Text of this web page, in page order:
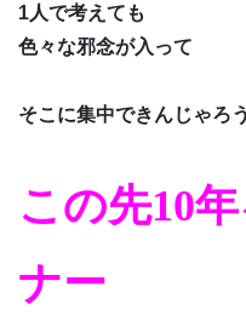
1人で考えても
色々な邪念が入って
そこに集中できんじゃろ
この先10
ナー